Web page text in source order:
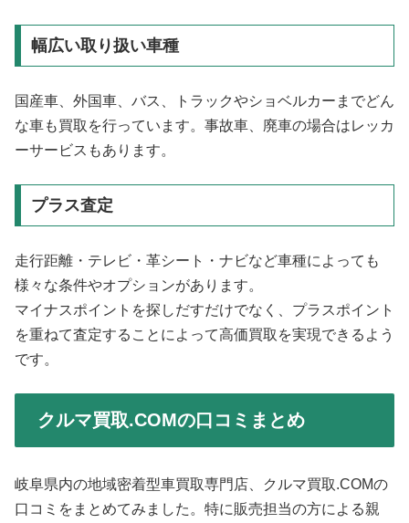
幅広い取り扱い車種
国産車、外国車、バス、トラックやショベルカーまでどん
な車も買取を行っています。事故車、廃車の場合はレッカ
ーサービスもあります。
プラス査定
走行距離・テレビ・革シート・ナビなど車種によっても
様々な条件やオプションがあります。
マイナスポイントを探しだすだけでなく、プラスポイント
を重ねて査定することによって高価買取を実現できるよう
です。
クルマ買取.COMの口コミまとめ
岐阜県内の地域密着型車買取専門店、クルマ買取.COMの
口コミをまとめてみました。特に販売担当の方による親